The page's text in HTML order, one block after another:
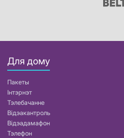
Для дому
Пакеты
Інтэрнэт
Тэлебачанне
Відэакантроль
Відэадамафон
Тэлефон